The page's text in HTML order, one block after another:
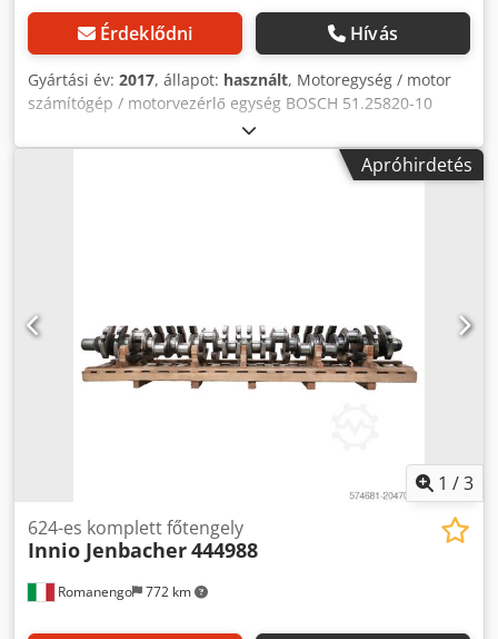
Érdeklődni Hívás
Gyártási év: 2017, állapot: használt, Motoregység / motor
számítógép / motorvezérlő egység BOSCH 51.25820-10
Djdpozl Tmlsfx Anwskr Származik: MAN TGS 26.420 Euro6
Gyártási év: 2017 Cevoman bv. Lenskensdijk 5 2200
Apróhirdetés
1 /3
Romanengo 772 km
624-es komplett főtengely
Innio Jenbacher444988